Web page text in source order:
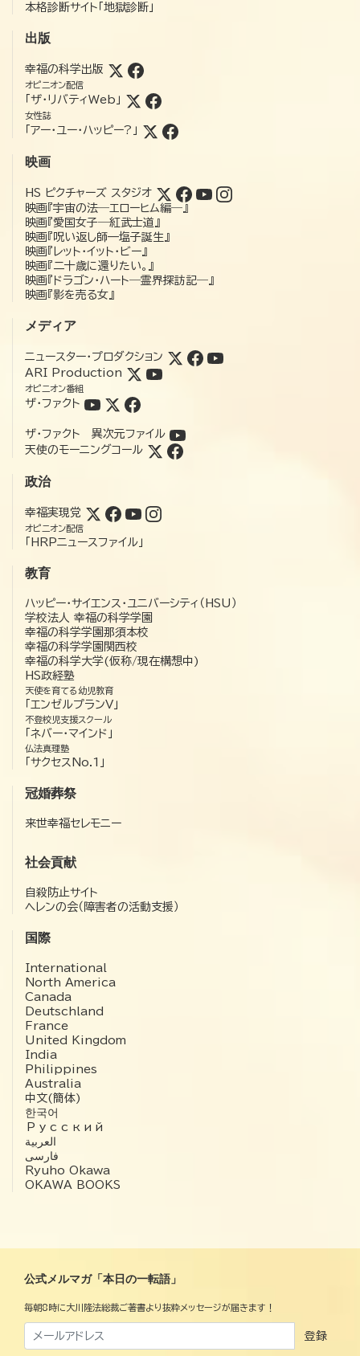
本格診断サイト「地獄診断」
出版
幸福の科学出版
オピニオン配信
「ザ・リバティWeb」
女性誌
「アー・ユー・ハッピー?」
映画
HS ピクチャーズ スタジオ
映画『宇宙の法―エローヒム編―』
映画『愛国女子―紅武士道』
映画『呪い返し師—塩子誕生』
映画『レット・イット・ビー』
映画『二十歳に還りたい。』
映画『ドラゴン・ハート―霊界探訪記―』
映画『影を売る女』
メディア
ニュースター・プロダクション
ARI Production
オピニオン番組
ザ・ファクト
ザ・ファクト 異次元ファイル
天使のモーニングコール
政治
幸福実現党
オピニオン配信
「HRPニュースファイル」
教育
ハッピー・サイエンス・ユニバーシティ（HSU）
学校法人 幸福の科学学園
幸福の科学学園那須本校
幸福の科学学園関西校
幸福の科学大学(仮称/現在構想中)
HS政経塾
天使を育てる幼児教育
「エンゼルプランV」
不登校児支援スクール
「ネバー・マインド」
仏法真理塾
「サクセスNo.1」
冠婚葬祭
来世幸福セレモニー
社会貢献
自殺防止サイト
ヘレンの会（障害者の活動支援）
国際
International
North America
Canada
Deutschland
France
United Kingdom
India
Philippines
Australia
中文(簡体)
한국어
Русский
العربية‏
فارسی
Ryuho Okawa
OKAWA BOOKS
公式メルマガ「本日の一転語」
毎朝8時に大川隆法総裁ご著書より抜粋メッセージが届きます！
登録